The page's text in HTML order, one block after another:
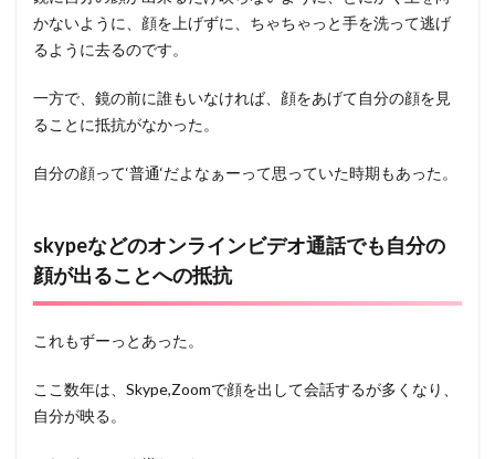
かないように、顔を上げずに、ちゃちゃっと手を洗って逃げ
るように去るのです。
一方で、鏡の前に誰もいなければ、顔をあげて自分の顔を見
ることに抵抗がなかった。
自分の顔って‘普通‘だよなぁーって思っていた時期もあった。
skypeなどのオンラインビデオ通話でも自分の
顔が出ることへの抵抗
これもずーっとあった。
ここ数年は、Skype,Zoomで顔を出して会話するが多くなり、
自分が映る。